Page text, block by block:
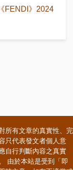
FENDI》2024
所有文章的真實性、完
只代表發文者個人意
自行判斷內容之真實
由於本站是受到「即